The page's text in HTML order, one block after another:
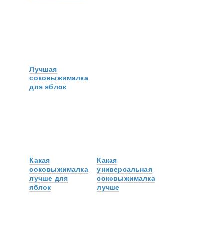
Лучшая
соковыжималка
для яблок
Какая
соковыжималка
лучше для
яблок
Какая
универсальная
соковыжималка
лучше